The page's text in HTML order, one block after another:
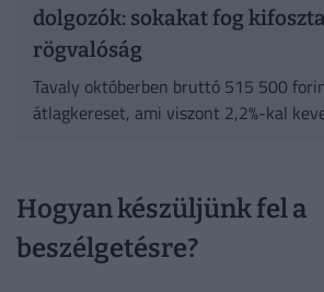
dolgozók: sokakat fog
rögvalóság
Tavaly októberben bruttó 515 500
átlagkereset, ami viszont 2,2%-kal
Hogyan készüljünk fel a
beszélgetésre?